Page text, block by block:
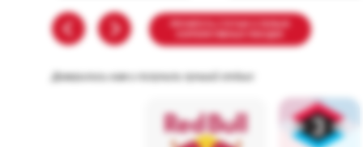
Доверились нам и получили лучший отдых: